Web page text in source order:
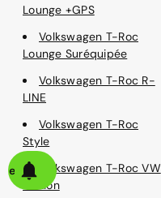
Lounge +GPS
Volkswagen T-Roc
Lounge Suréquipée
Volkswagen T-Roc R-
LINE
Volkswagen T-Roc
Style
Volkswagen T-Roc VW
Edition